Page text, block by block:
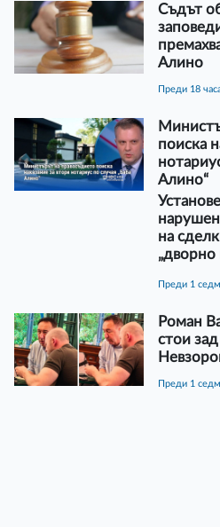
Съдът
Алино
преди 18
поиска
Алино“
на
„дворно
преди 1
Роман
стои
преди 1